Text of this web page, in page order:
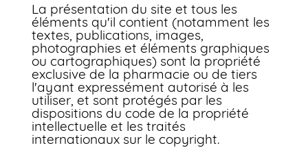
La présentation du site et tous les
éléments qu'il contient (notamment les
textes, publications, images,
photographies et éléments graphiques
ou cartographiques) sont la propriété
exclusive de la pharmacie ou de tiers
l'ayant expressément autorisé à les
utiliser, et sont protégés par les
dispositions du code de la propriété
intellectuelle et les traités
internationaux sur le copyright.